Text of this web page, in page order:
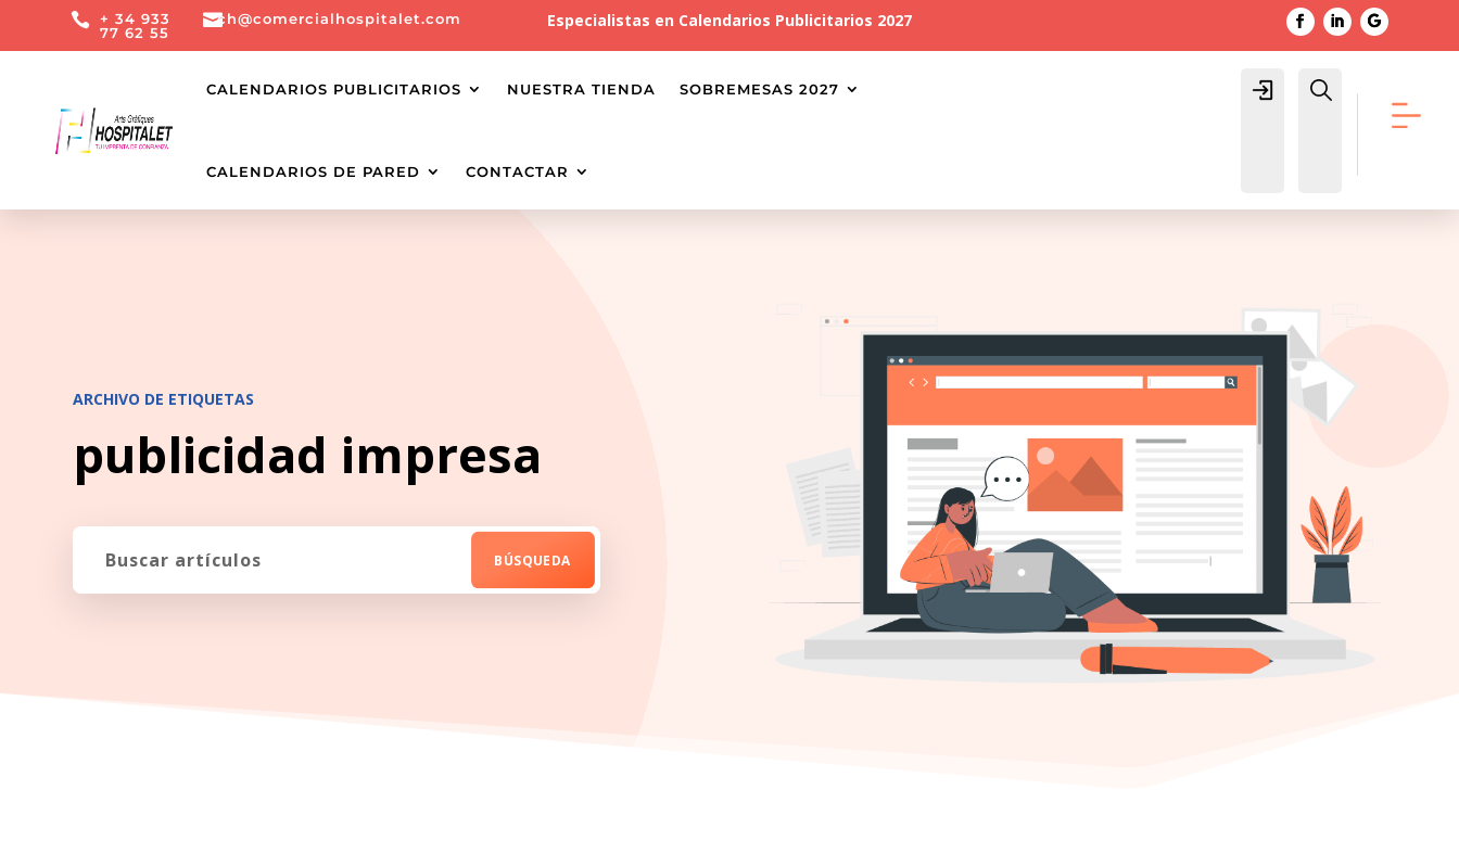
 + 34 933
77 62 55
ch@comercialhospitalet.com Especialistas en Calendarios Publicitarios 2027
CALENDARIOS PUBLICITARIOS NUESTRA TIENDA SOBREMESAS 2027
CALENDARIOS DE PARED CONTACTAR
Login Buscar
ARCHIVO DE ETIQUETAS
publicidad impresa